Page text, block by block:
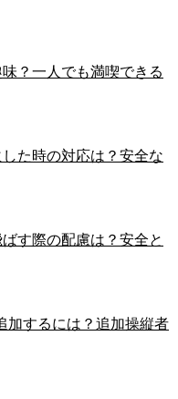
？一人でも満喫できる
た時の対応は？安全な
す際の配慮は？安全と
加するには？追加操縦者